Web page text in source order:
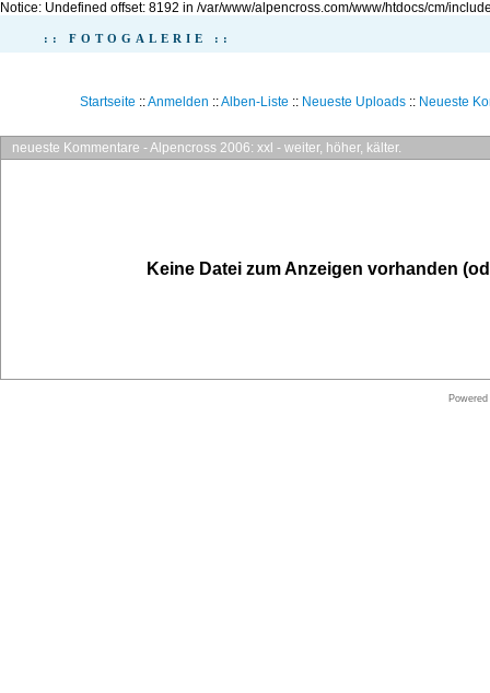
Notice: Undefined offset: 8192 in /var/www/alpencross.com/www/htdocs/cm/
:: FOTOGALERIE ::
Startseite ::Anmelden ::Alben-Liste :: Neueste Uploads:: Neueste
neueste Kommentare - Alpencross 2006: xxl - weiter, höher, kälter.
Keine Datei zum Anzeigen vorhanden